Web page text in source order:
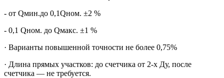
- от Qмин.до 0,1Qном. ±2 %
- 0,1 Qном. до Qмакс. ±1 %
· Варианты повышенной точности не более 0,75%
· Длина прямых участков: до счетчика от 2-х Ду, после
счетчика — не требуется.